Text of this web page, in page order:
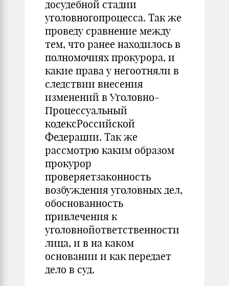
досудебной стадии
уголовногопроцесса. Так же
проведу сравнение между
тем, что ранее находилось в
полномочиях прокурора, и
какие права у негоотняли в
следствии внесения
изменений в Уголовно-
Процессуальный
кодексРоссийской
Федерации. Так же
рассмотрю каким образом
прокурор
проверяетзаконность
возбуждения уголовных дел,
обоснованность
привлечения к
уголовнойответственности
лица, и в на каком
основании и как передает
дело в суд.